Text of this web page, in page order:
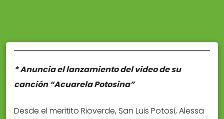
* Anuncia el lanzamiento del video de su
canción “Acuarela Potosina”
Desde el meritito Rioverde, San Luis Potosí, Alessa